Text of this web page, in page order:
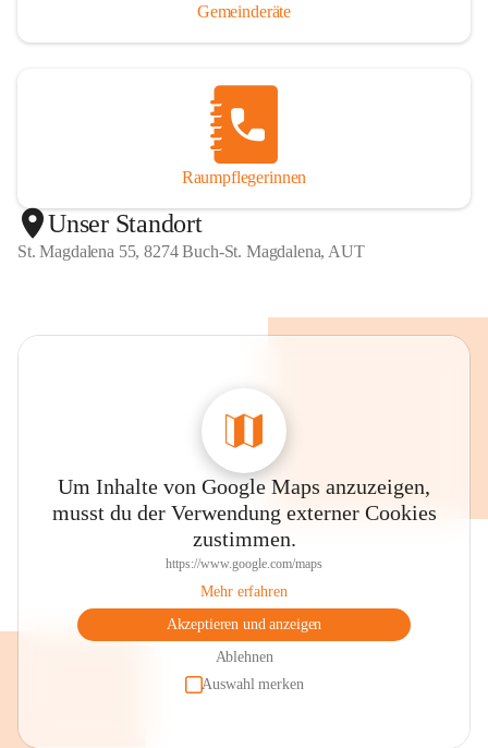
Gemeinderäte
Raumpflegerinnen
Unser Standort
St. Magdalena 55, 8274 Buch-St. Magdalena, AUT
Um Inhalte von Google Maps anzuzeigen,
musst du der Verwendung externer Cookies
zustimmen.
https://www.google.com/maps
Mehr erfahren
Akzeptieren und anzeigen
Ablehnen
Auswahl merken